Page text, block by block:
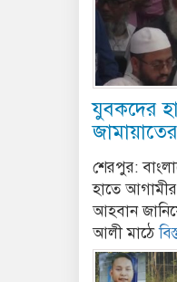
যুবকদের
শেরপুর:
হাতে
আহবান
আলী মাঠে